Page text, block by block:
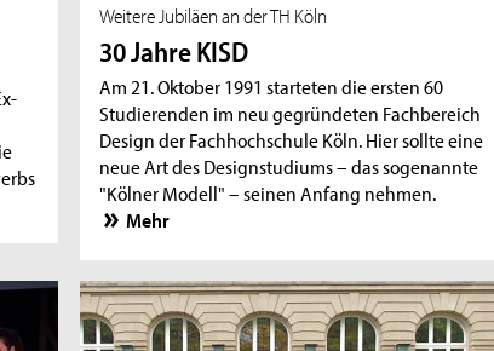
Weitere Jubiläen an der TH Köln
30 Jahre KISD
Am 21. Oktober 1991 starteten die ersten 60
Studierenden im neu gegründeten Fachbereich
Design der Fachhochschule Köln. Hier sollte eine
neue Art des Designstudiums – das sogenannte
"Kölner Modell" – seinen Anfang nehmen.
Mehr